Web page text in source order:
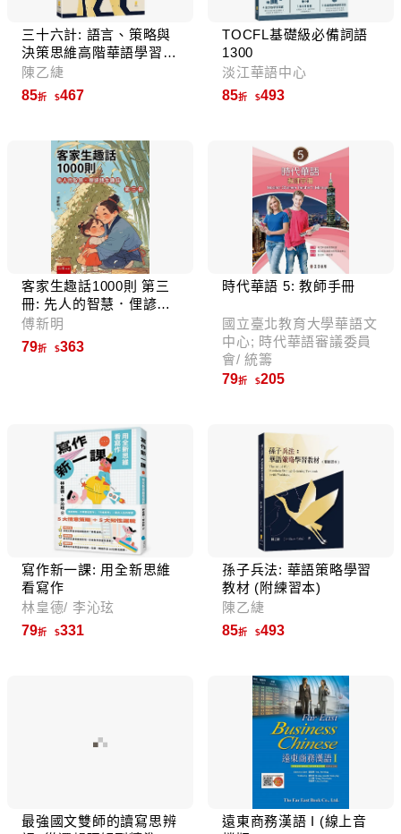
三十六計: 語言、策略與
決策思維高階華語學習教
材 (附教師手冊)
陳乙緁
85折 467
TOCFL基礎級必備詞語
1300
淡江華語中心
85折 493
客家生趣話1000則 第三
冊: 先人的智慧．俚諺語
生趣話
傅新明
79折 363
時代華語 5: 教師手冊
國立臺北教育大學華語文
中心; 時代華語審議委員
會/ 統籌
79折 205
寫作新一課: 用全新思維
看寫作
林皇德/ 李沁玹
79折 331
孫子兵法: 華語策略學習
教材 (附練習本)
陳乙緁
85折 493
最強國文雙師的讀寫思辨
遠東商務漢語 I (線上音